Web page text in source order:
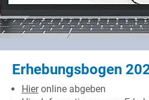
Erhebungsbogen
Hieronline abgeben